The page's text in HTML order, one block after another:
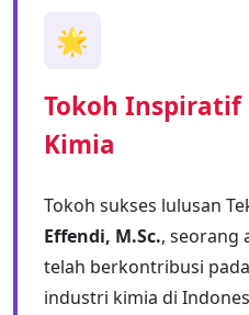
🌟
Tokoh Inspiratif
Kimia
Tokoh sukses lulusan
Effendi, M.Sc., seorang
telah berkontribusi
industri kimia di